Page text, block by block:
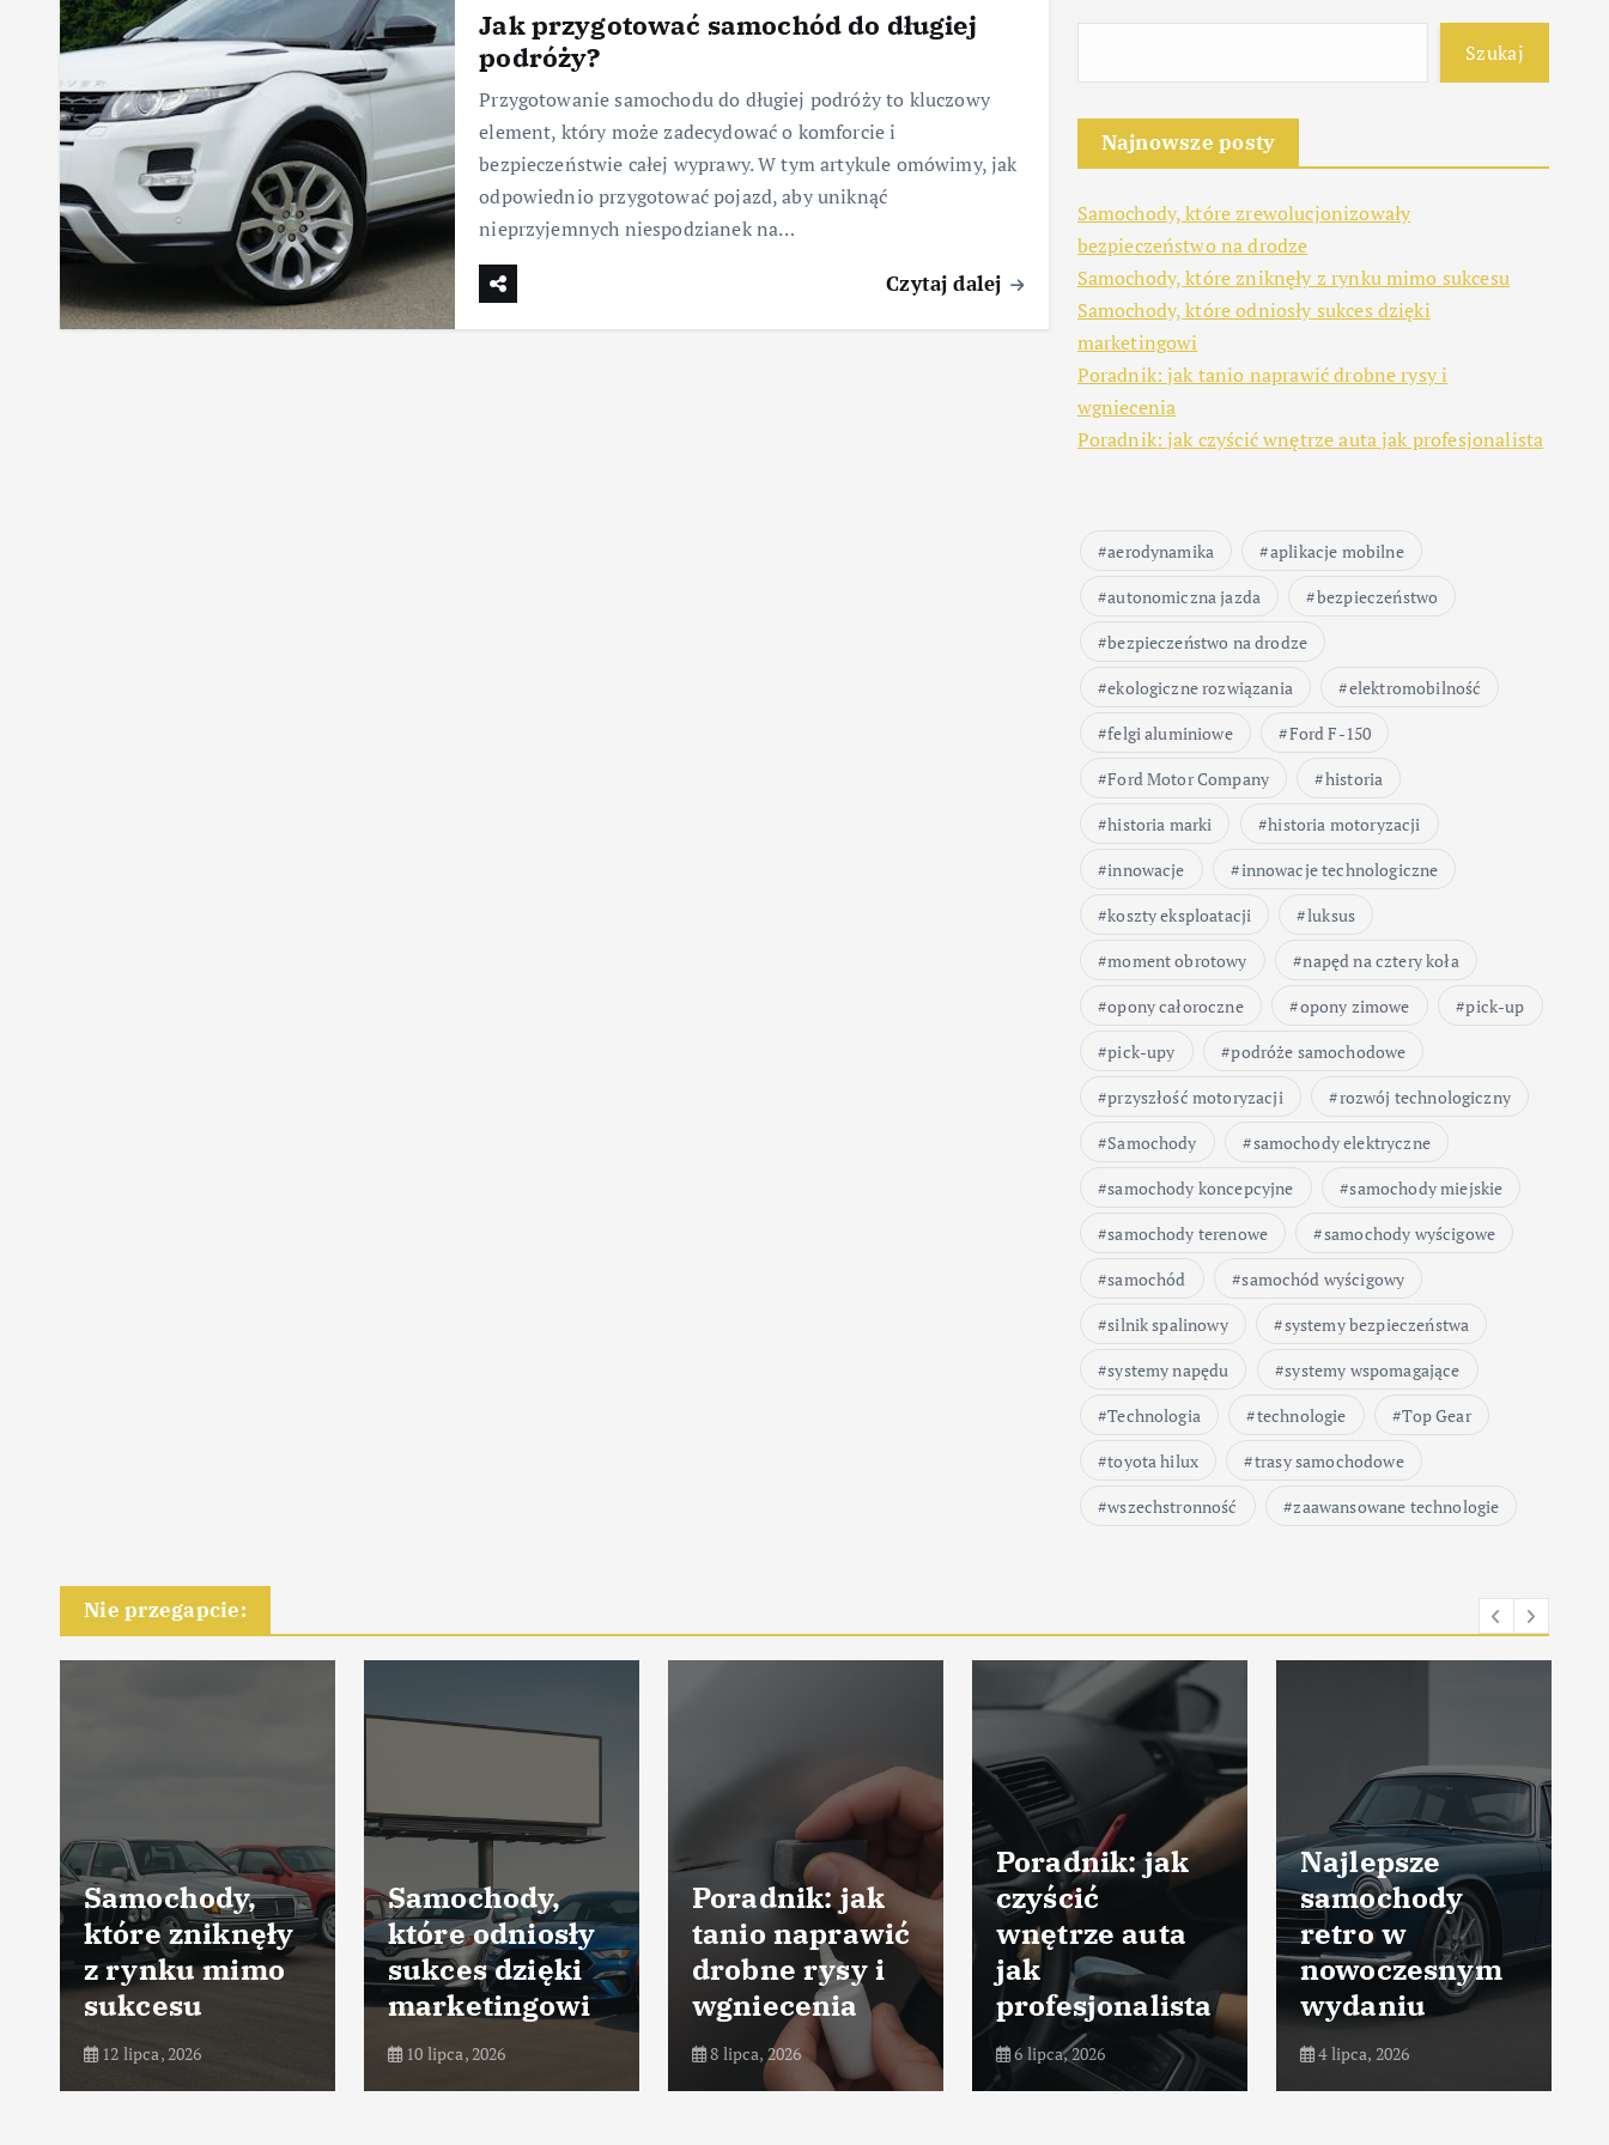
Jak przygotować samochód do długiej
podróży?
Przygotowanie samochodu do długiej podróży to kluczowy
element, który może zadecydować o komforcie i
bezpieczeństwie całej wyprawy. W tym artykule omówimy, jak
odpowiednio przygotować pojazd, aby uniknąć
nieprzyjemnych niespodzianek na…
Czytaj dalej
Szukaj
Najnowsze posty
Samochody, które zrewolucjonizowały
bezpieczeństwo na drodze
Samochody, które zniknęły z rynku mimo sukcesu
Samochody, które odniosły sukces dzięki
marketingowi
Poradnik: jak tanio naprawić drobne rysy i
wgniecenia
Poradnik: jak czyścić wnętrze auta jak profesjonalista
aerodynamika
aplikacje mobilne
autonomiczna jazda
bezpieczeństwo
bezpieczeństwo na drodze
ekologiczne rozwiązania
elektromobilność
felgi aluminiowe
Ford F-150
Ford Motor Company
historia
historia marki
historia motoryzacji
innowacje
innowacje technologiczne
koszty eksploatacji
luksus
moment obrotowy
napęd na cztery koła
opony całoroczne
opony zimowe
pick-up
pick-upy
podróże samochodowe
przyszłość motoryzacji
rozwój technologiczny
Samochody
samochody elektryczne
samochody koncepcyjne
samochody miejskie
samochody terenowe
samochody wyścigowe
samochód
samochód wyścigowy
silnik spalinowy
systemy bezpieczeństwa
systemy napędu
systemy wspomagające
Technologia
technologie
Top Gear
toyota hilux
trasy samochodowe
wszechstronność
zaawansowane technologie
Nie przegapcie:
Samochody,
które zniknęły
z rynku mimo
sukcesu
12 lipca, 2026
Samochody,
które odniosły
sukces dzięki
marketingowi
10 lipca, 2026
Poradnik: jak
tanio naprawić
drobne rysy i
wgniecenia
8 lipca, 2026
Poradnik: jak
czyścić
wnętrze auta
jak
profesjonalista
6 lipca, 2026
Najlepsze
samochody
retro w
nowoczesnym
wydaniu
4 lipca, 2026